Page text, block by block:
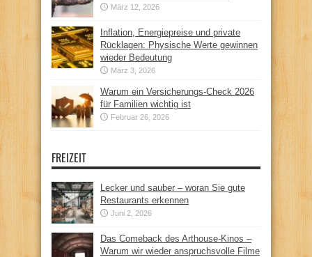
März 12, 2026
Inflation, Energiepreise und private
Rücklagen: Physische Werte gewinnen
wieder Bedeutung
März 3, 2026
Warum ein Versicherungs-Check 2026
für Familien wichtig ist
Februar 26, 2026
FREIZEIT
Lecker und sauber – woran Sie gute
Restaurants erkennen
Juni 2, 2026
Das Comeback des Arthouse-Kinos –
Warum wir wieder anspruchsvolle Filme